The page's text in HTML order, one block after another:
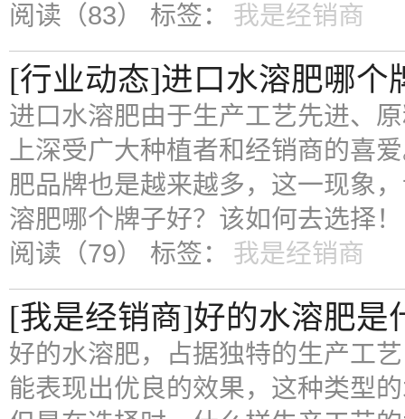
阅读（83） 标签： 我是经销商
[行业动态]进口水溶肥哪个
进口水溶肥由于生产工艺先进、
上深受广大种植者和经销商的喜
肥品牌也是越来越多，这一现象
溶肥哪个牌子好？该如何去选择！
阅读（79） 标签： 我是经销商
[我是经销商]好的水溶肥是
好的水溶肥，占据独特的生产工
能表现出优良的效果，这种类型